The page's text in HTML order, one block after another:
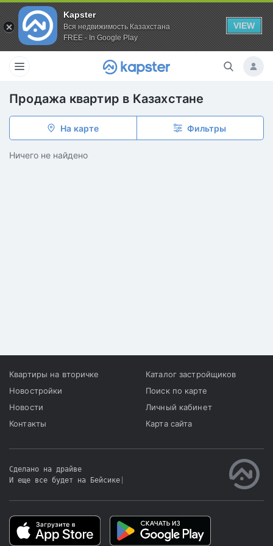
Kapster
Вся недвижимость Казахстана
FREE - In Google Play
VIEW
Продажа квартир в Казахстане
На карте Фильтры
Ничего не найдено
Квартиры на вторичке
Новостройки
Новости
Контакты
Каталог застройщиков
Поиск по карте
Личный кабинет
Карта сайта
Сделано на драйве
И еще все будет на Бейсике